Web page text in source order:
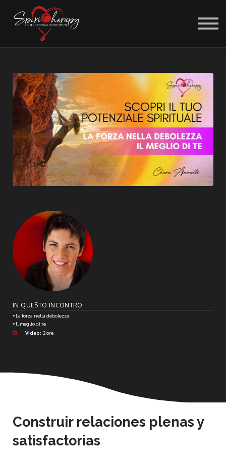
IN QUESTO INCONTRO
• La forza nella debolezza
• Il meglio di te
Video: 2 ore
Construir relaciones plenas y
satisfactorias